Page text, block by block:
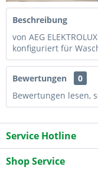
Beschreibung
von AEG
konfiguriert für
Bewertungen
0
Bewertungen lesen,
Service Hotline
Shop Service